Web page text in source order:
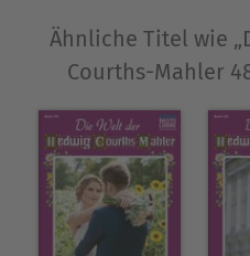
Ähnliche Titel wie
Courths-Mahler